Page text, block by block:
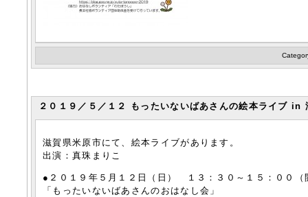
２０１９／５／１２ もったいないばあさんの絵本ライブ in
滋賀県米原市にて、絵本ライブがあります。
出演：真珠まりこ
●２０１９年５月１２日（日） １３：３０～１５：００（
「もったいないばあさんのおはなし会」